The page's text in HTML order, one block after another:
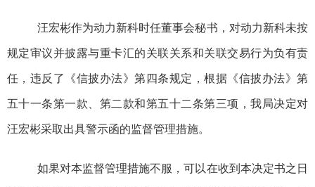
汪宏彬作为动力新科时任董事会秘书，对动力新科未按
规定审议并披露与重卡汇的关联关系和关联交易行为负有责
任，违反了 《信披办法》第四条规定，根据 《信披办法》第
五十一条第一款、第二款和第五十二条第三项，我局决定对
汪宏彬采取出具警示函的监督管理措施。
如果对本监督管理措施不服，可以在收到本决定书之日